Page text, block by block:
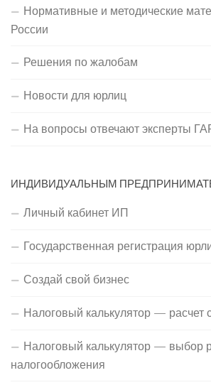
Нормативные и методические
России
Решения по жалобам
Новости для юрлиц
На вопросы отвечают эксперты
ИНДИВИДУАЛЬНЫМ
Личный кабинет ИП
Государственная регистрация
Создай свой бизнес
Налоговый калькулятор — расчет
Налоговый калькулятор — выбор
налогообложения